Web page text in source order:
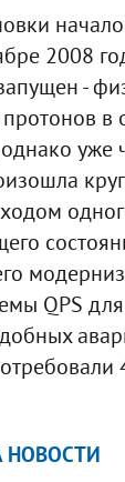
2008
-
в
уже
QPS
НОВОСТИ